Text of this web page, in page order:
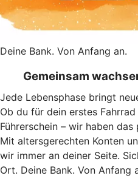
Deine Bank. Von Anfang an.
Gemeinsam
Jede Lebensphase bringt
Ob du für dein erstes
Führerschein – wir haben
Mit altersgerechten Konten
wir immer an deiner Seite.
Ort. Deine Bank. Von Anfang